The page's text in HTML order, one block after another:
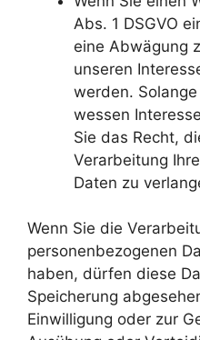
Abs. 1 DSGVO
eine Abwägung
unseren
werden.
wessen
Sie das Recht,
Verarbeitung
Daten zu
Wenn Sie die
personenbezogenen
haben, dürfen diese
Speicherung
Einwilligung oder zur